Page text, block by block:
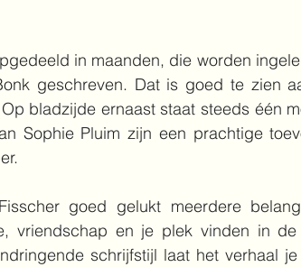
in maanden, die worden
geschreven. Dat is goed te zien
bladzijde ernaast staat steeds één
Sophie Pluim zijn een prachtige
goed gelukt meerdere
vriendschap en je plek vinden in
schrijfstijl laat het verhaal